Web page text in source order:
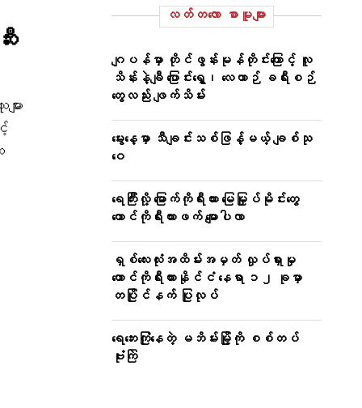
း
လတ်တ‌လော စာမူများ
ဂျပန်မှာ တိုင်ဖွန်းမုန်တိုင်းကြောင့် လူ
သိန်းနဲ့ချီ ပြောင်းရွှေ့၊ လေယာဉ် ခရီးစဉ်
တွေလည်း ဖျက်သိမ်း
မွေးနေ့မှာ သီချင်းသစ်ဖြန့်မယ့် ချစ်သု
ဝေ
ရေကြီးလို့ မြောက်ကိုရီးယား မြေမြှုပ်မိုင်းတွေ
တောင်ကိုရီးယားဖက် မျောပါလာ
ရှစ်လေးလုံးအထိမ်းအမှတ် လှုပ်ရှားမှု
တောင်ကိုရီးယားနိုင်ငံ နေရာ ၁၂ ခုမှာ
တပြိုင်နက် ပြုလုပ်
ရေဘေးကြုံနေတဲ့ မဘိမ်းမြို့ကို စစ်တပ်
ဗုံးကြဲ